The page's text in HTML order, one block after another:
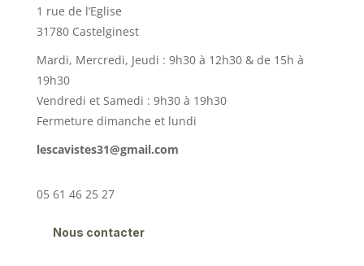
1 rue de l’Eglise
31780 Castelginest
Mardi, Mercredi, Jeudi : 9h30 à 12h30 & de 15h à
19h30
Vendredi et Samedi : 9h30 à 19h30
Fermeture dimanche et lundi
lescavistes31@gmail.com
05 61 46 25 27
Nous contacter